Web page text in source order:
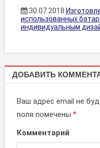
30.07.2018
использованных
индивидуальным
БОКСЫ
ДЛЯ
ДОБАВИТЬ
Ваш адрес email не
поля помечены *
Комментарий